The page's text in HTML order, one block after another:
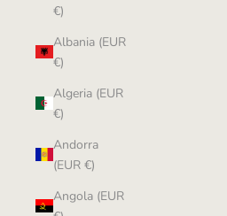
€)
Albania (EUR
€)
Algeria (EUR
€)
Andorra
(EUR €)
Angola (EUR